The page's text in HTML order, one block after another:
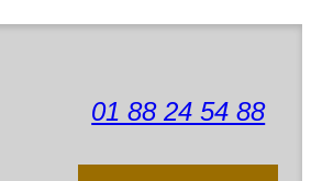
01 88 24 54 88